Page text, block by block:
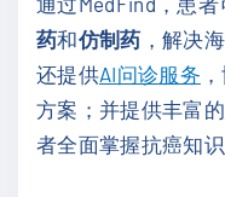
药和仿制药 ，解决
还提供AI问诊服务
方案；并提供丰富的
者全面掌握抗癌知